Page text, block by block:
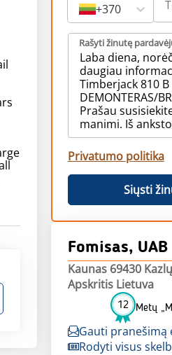
+370
Rašyti žinutę
Privatumo politika
Siųsti
Fomisas, UAB
Kaunas 69430
Apskritis Lietuva
12 Metų
Gauti pranešimą
Rodyti visus